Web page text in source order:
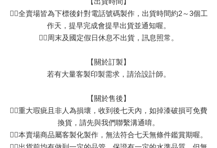
👉🏻全賣場皆為下標後針對電話號碼製作，出貨時間約2～3個工
作天，提早完成會提早出貨並通知喔。
👉🏻周末及國定假日休息不出貨，訊息照常。
【關於訂製】
若有大量客製印製需求，請洽設計師。
【關於售後】
👉🏻重大瑕疵且非人為損壞，收到後七天內，如掉漆破損可免費
換貨，請先與我們聯繫溝通唷。
👉🏻本賣場商品屬客製化製作，無法符合七天無條件鑑賞期喔。